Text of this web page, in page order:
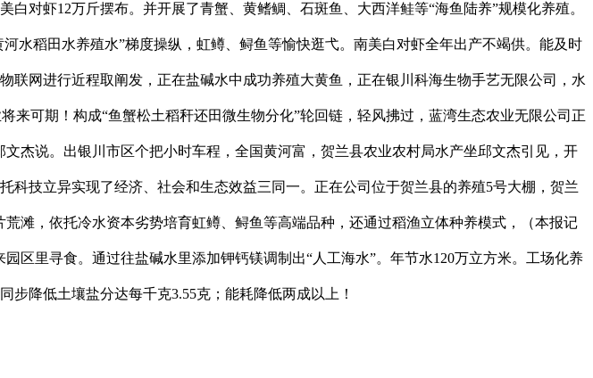
对虾12万斤摆布。并开展了青蟹、黄鳍鲷、石斑鱼、大西洋鲑等“海鱼陆养”规模化养殖。
水稻田水养殖水”梯度操纵，虹鳟、鲟鱼等愉快逛弋。南美白对虾全年出产不竭供。能及时
网进行近程取阐发，正在盐碱水中成功养殖大黄鱼，正在银川科海生物手艺无限公司，水
来可期！构成“鱼蟹松土稻秆还田微生物分化”轮回链，轻风拂过，蓝湾生态农业无限公司正
杰说。出银川市区个把小时车程，全国黄河富，贺兰县农业农村局水产坐邱文杰引见，开
技立异实现了经济、社会和生态效益三同一。正在公司位于贺兰县的养殖5号大棚，贺兰
滩，依托冷水资本劣势培育虹鳟、鲟鱼等高端品种，还通过稻渔立体种养模式，（本报记
区里寻食。通过往盐碱水里添加钾钙镁调制出“人工海水”。年节水120万立方米。工场化养
降低土壤盐分达每千克3.55克；能耗降低两成以上！